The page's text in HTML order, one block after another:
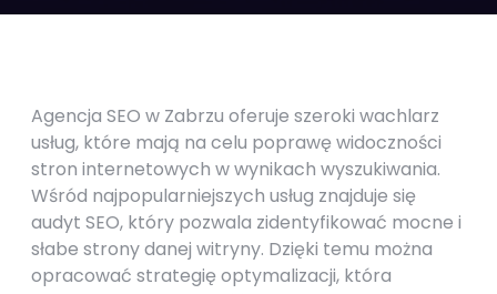
Agencja SEO w Zabrzu oferuje szeroki wachlarz
usług, które mają na celu poprawę widoczności
stron internetowych w wynikach wyszukiwania.
Wśród najpopularniejszych usług znajduje się
audyt SEO, który pozwala zidentyfikować mocne i
słabe strony danej witryny. Dzięki temu można
opracować strategię optymalizacji, która